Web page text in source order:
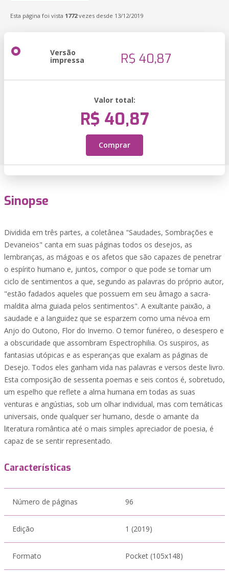
Esta página foi vista 1772vezes desde 13/12/2019
Versão
impressa R$ 40,87
Valor total:
R$ 40,87
Comprar
Sinopse
Dividida em três partes, a coletânea "Saudades, Sombrações e
Devaneios" canta em suas páginas todos os desejos, as
lembranças, as mágoas e os afetos que são capazes de penetrar
o espírito humano e, juntos, compor o que pode se tornar um
ciclo de sentimentos a que, segundo as palavras do próprio autor,
"estão fadados aqueles que possuem em seu âmago a sacra-
maldita alma guiada pelos sentimentos". A exultante paixão, a
saudade e a languidez que se esparzem como uma névoa em
Anjo do Outono, Flor do Inverno. O temor funéreo, o desespero e
a obscuridade que assombram Espectrophilia. Os suspiros, as
fantasias utópicas e as esperanças que exalam as páginas de
Desejo. Todos eles ganham vida nas palavras e versos deste livro.
Esta composição de sessenta poemas e seis contos é, sobretudo,
um espelho que reflete a alma humana em todas as suas
venturas e angústias, sob um olhar individual, mas com temáticas
universais, onde qualquer ser humano, desde o amante da
literatura romântica até o mais simples apreciador de poesia, é
capaz de se sentir representado.
Características
Número de páginas 96
Edição 1 (2019)
Formato Pocket (105x148)